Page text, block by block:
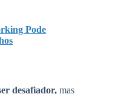
Pode
desafiador, mas